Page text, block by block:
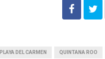
PLAYA DEL CARMEN QUINTANA ROO